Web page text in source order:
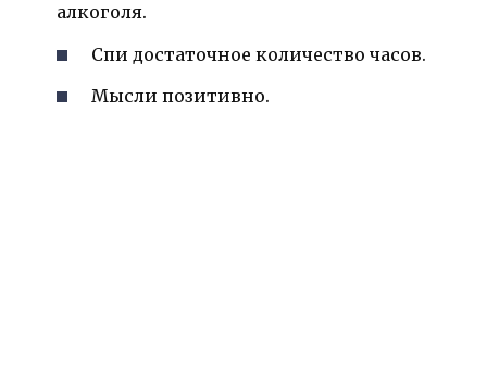
алкоголя.
Спи достаточное количество часов.
Мысли позитивно.